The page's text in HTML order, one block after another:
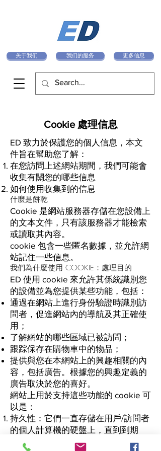
我们的服务 更多信息
关于我们
Cookie 處理信息
ED 致力於保護您的個人信息，本文
件旨在幫助您了解：
在您訪問上述網站期間，我們可能會
收集有關您的哪些信息
如何使用收集到的信息
什麼是餅乾
Cookie 是網站服務器存儲在您設備上
的文本文件，只有該服務器才能檢索
或讀取其內容。
cookie 包含一些匿名數據，並允許網
站記住一些信息。
我們為什麼使用 COOKIE：處理目的
ED 使用 cookie 來允許其係統識別您
的設備並為您提供某些功能，包括：
通過在網站上進行身份驗證時識別訪
問者，促進網站內的導航及其正確使
用；
了解網站的哪些區域已被訪問；
跟踪保存在購物車中的物品；
提供與您在本網站上的興趣相關的內
容，包括廣告。根據您的興趣定義的
廣告取決於您的喜好。
網站上用於支持這些功能的 cookie 可
以是：
持久性：它們一直存儲在用戶/訪問者
的個人計算機的硬盤上，直到到期
會話：它們不會永久存儲在用戶/訪問